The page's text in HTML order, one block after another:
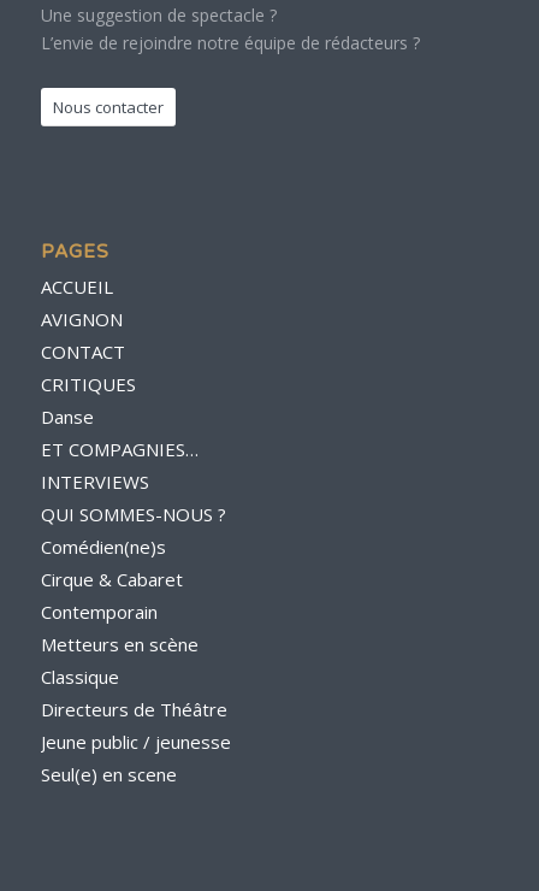
Une suggestion de spectacle ?
L’envie de rejoindre notre équipe de rédacteurs ?
Nous contacter
PAGES
ACCUEIL
AVIGNON
CONTACT
CRITIQUES
Danse
ET COMPAGNIES…
INTERVIEWS
QUI SOMMES-NOUS ?
Comédien(ne)s
Cirque & Cabaret
Contemporain
Metteurs en scène
Classique
Directeurs de Théâtre
Jeune public / jeunesse
Seul(e) en scene